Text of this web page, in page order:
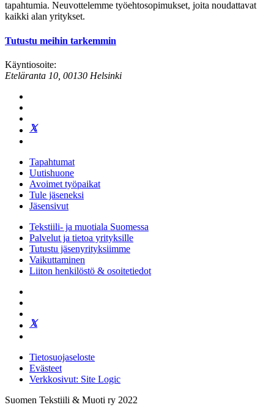
tapahtumia. Neuvottelemme työehtosopimukset, joita noudattavat
kaikki alan yritykset.
Tutustu meihin tarkemmin
Käyntiosoite:
Eteläranta 10, 00130 Helsinki
Tapahtumat
Uutishuone
Avoimet työpaikat
Tule jäseneksi
Jäsensivut
Tekstiili- ja muotiala Suomessa
Palvelut ja tietoa yrityksille
Tutustu jäsenyrityksiimme
Vaikuttaminen
Liiton henkilöstö & osoitetiedot
Tietosuojaseloste
Evästeet
Verkkosivut: Site Logic
Suomen Tekstiili & Muoti ry 2022